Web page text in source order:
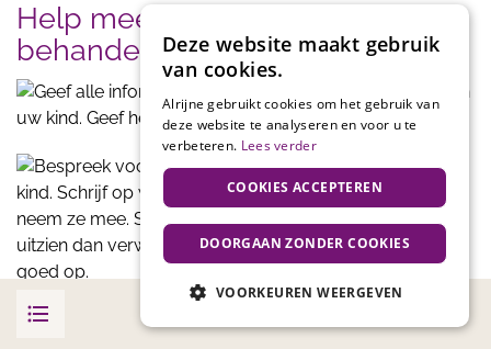
Help mee aan een veilige
behandeling van uw kind
Deze website maakt gebruik
van cookies.
Alrijne gebruikt cookies om het gebruik van
deze website te analyseren en voor u te
verbeteren. Lees verder
COOKIES ACCEPTEREN
DOORGAAN ZONDER COOKIES
VOORKEUREN WEERGEVEN